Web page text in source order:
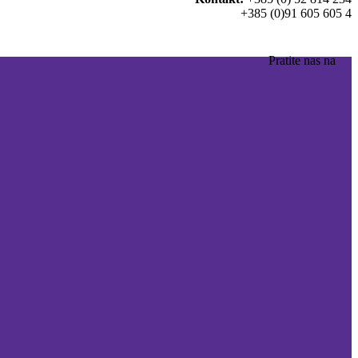
+385 (0)91 605 605 4
Pratite nas na